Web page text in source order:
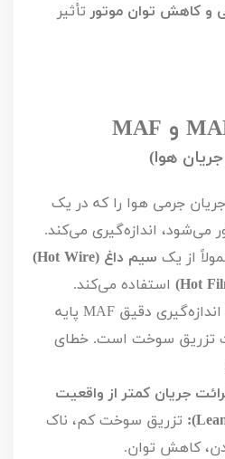
و کاهش توان موتور تأثیر
و MAF
هوا)
جریان جرمی هوا را که در یک
می‌شود، اندازه‌گیری می‌کند.
از یک سیم داغ (Hot Wire
)
Hot
) استفاده می‌کند.
اندازه‌گیری دقیق MAF پایه
تزریق سوخت است. خطای
جریان کمتر از واقعیت
): تزریق سوخت کم، ناک
کاهش توان.